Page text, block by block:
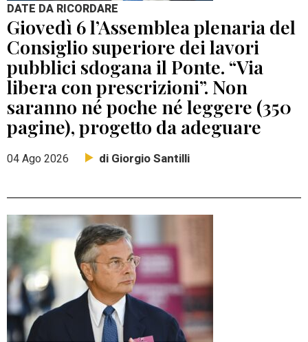
DATE DA RICORDARE
Giovedì 6 l’Assemblea plenaria del
Consiglio superiore dei lavori
pubblici sdogana il Ponte. “Via
libera con prescrizioni”. Non
saranno né poche né leggere (350
pagine), progetto da adeguare
04 Ago 2026 di Giorgio Santilli